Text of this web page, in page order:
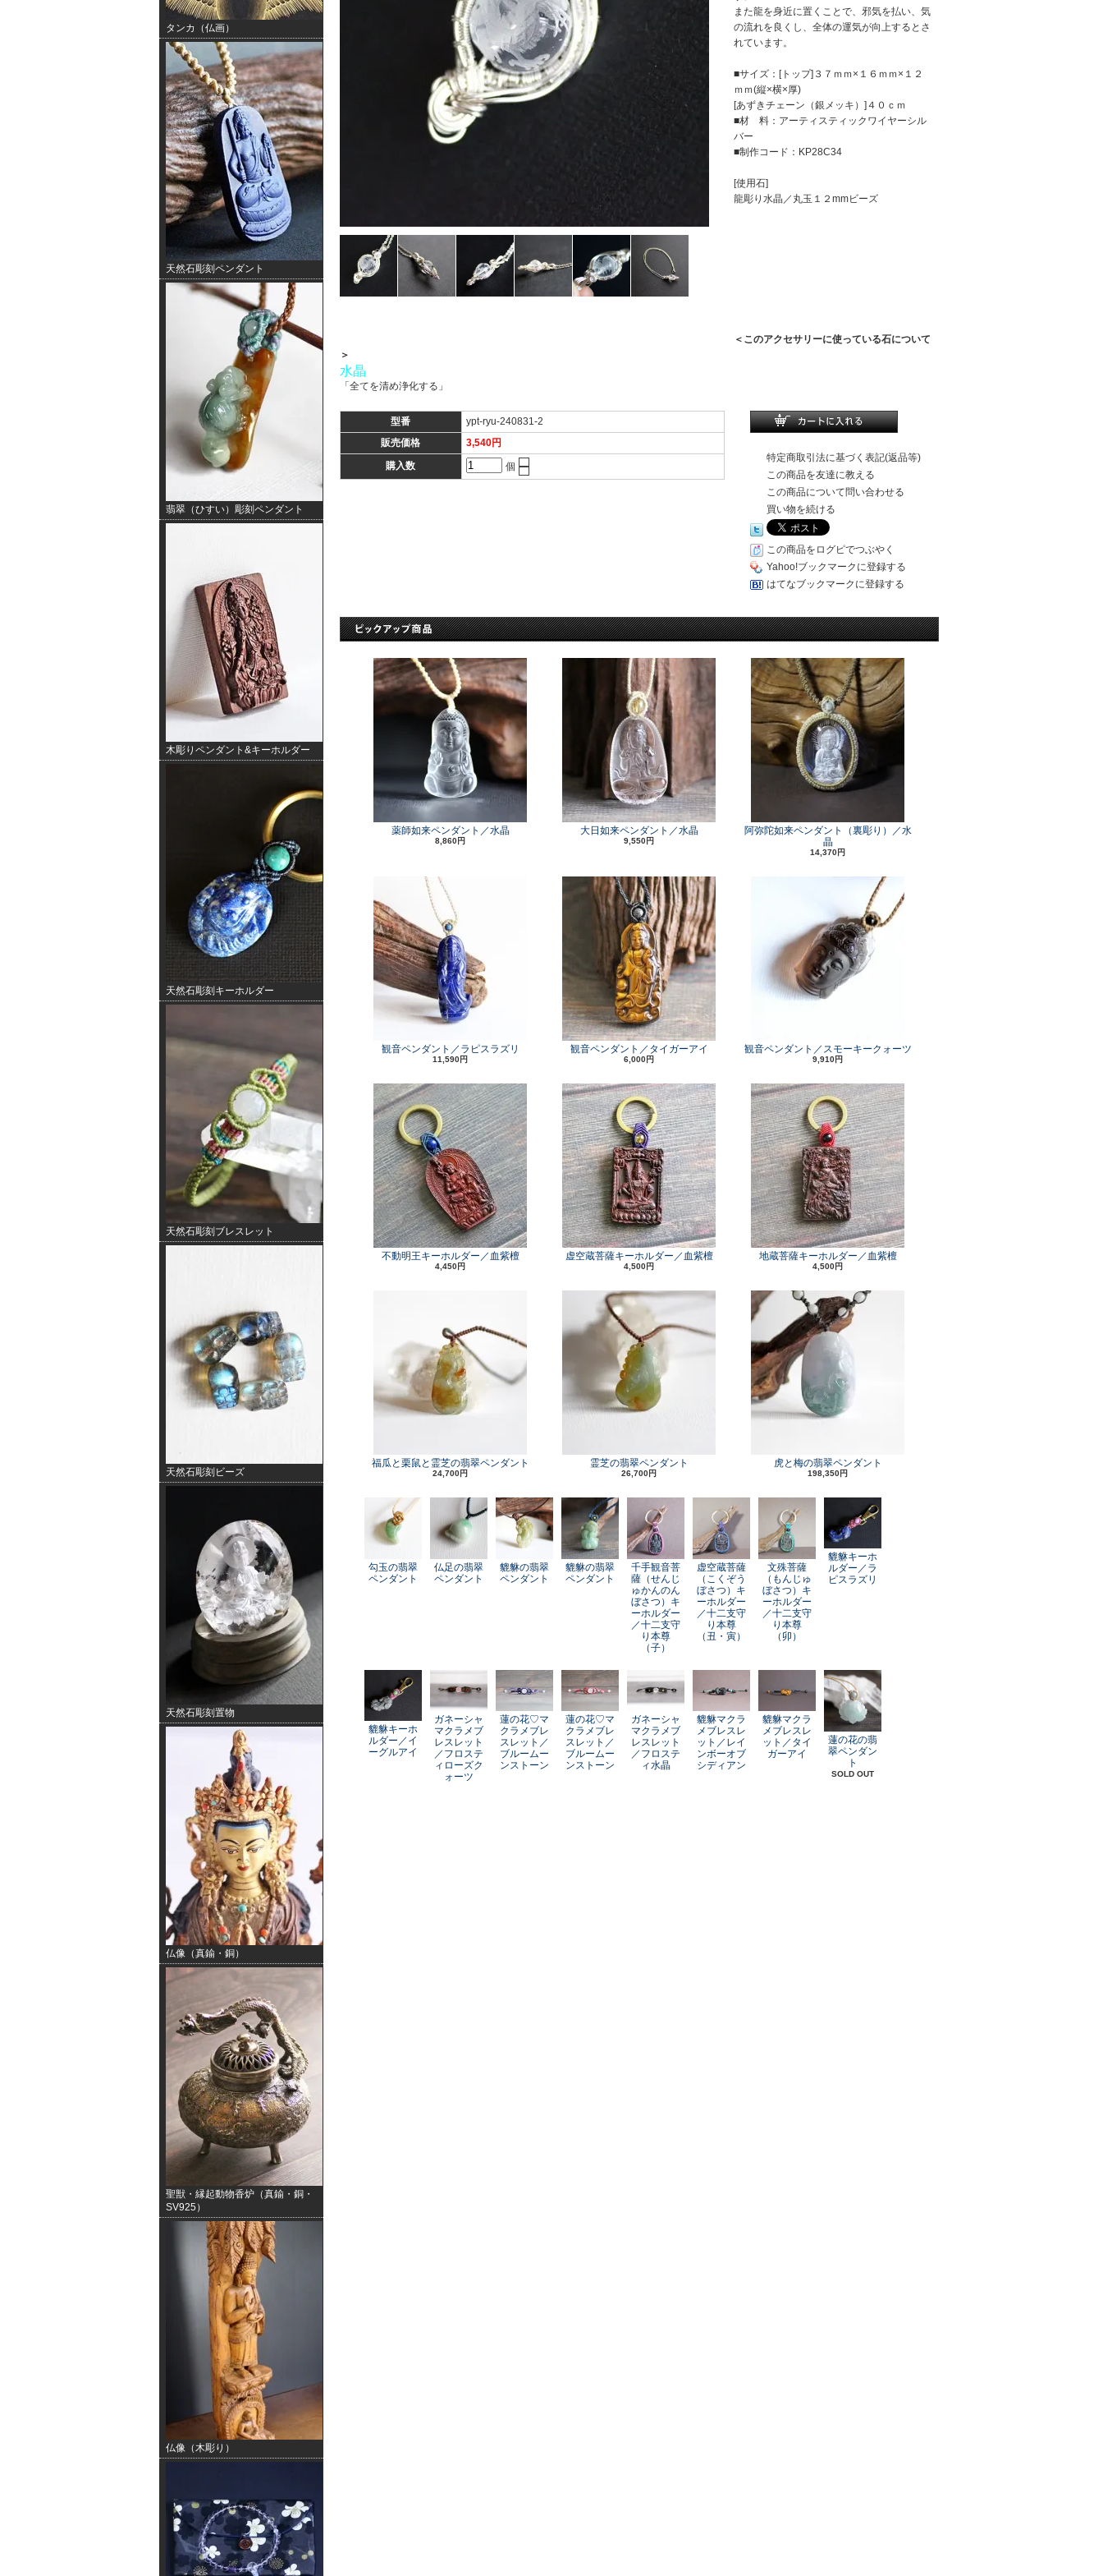
タンカ（仏画）
天然石彫刻ペンダント
翡翠（ひすい）彫刻ペンダント
木彫りペンダント&キーホルダー
天然石彫刻キーホルダー
天然石彫刻ブレスレット
天然石彫刻ビーズ
天然石彫刻置物
仏像（真鍮・銅）
聖獣・縁起動物香炉（真鍮・銅・
SV925）
仏像（木彫り）
また龍を身近に置くことで、邪気を払い、気
の流れを良くし、全体の運気が向上するとさ
れています。
■サイズ：[トップ]３７ｍｍ×１６ｍｍ×１２
ｍｍ(縦×横×厚)
[あずきチェーン（銀メッキ）]４０ｃｍ
■材 料：アーティスティックワイヤーシル
バー
■制作コード：KP28C34
[使用石]
龍彫り水晶／丸玉１２mmビーズ
＜このアクセサリーに使っている石について
＞
水晶
「全てを清め浄化する」
型番
ypt-ryu-240831-2
販売価格
3,540円
購入数
個
特定商取引法に基づく表記(返品等)
この商品を友達に教える
この商品について問い合わせる
買い物を続ける
この商品をログピでつぶやく
Yahoo!ブックマークに登録する
はてなブックマークに登録する
薬師如来ペンダント／水晶
8,860円
大日如来ペンダント／水晶
9,550円
阿弥陀如来ペンダント（裏彫り）／水
晶
14,370円
観音ペンダント／ラピスラズリ
11,590円
観音ペンダント／タイガーアイ
6,000円
観音ペンダント／スモーキークォーツ
9,910円
不動明王キーホルダー／血紫檀
4,450円
虚空蔵菩薩キーホルダー／血紫檀
4,500円
地蔵菩薩キーホルダー／血紫檀
4,500円
福瓜と栗鼠と霊芝の翡翠ペンダント
24,700円
霊芝の翡翠ペンダント
26,700円
虎と梅の翡翠ペンダント
198,350円
勾玉の翡翠
ペンダント
仏足の翡翠
ペンダント
貔貅の翡翠
ペンダント
貔貅の翡翠
ペンダント
千手観音菩
薩（せんじ
ゅかんのん
ぼさつ）キ
ーホルダー
／十二支守
り本尊
（子）
虚空蔵菩薩
（こくぞう
ぼさつ）キ
ーホルダー
／十二支守
り本尊
（丑・寅）
文殊菩薩
（もんじゅ
ぼさつ）キ
ーホルダー
／十二支守
り本尊
（卯）
貔貅キーホ
ルダー／ラ
ピスラズリ
貔貅キーホ
ルダー／イ
ーグルアイ
ガネーシャ
マクラメブ
レスレット
／フロステ
ィローズク
ォーツ
蓮の花♡マ
クラメブレ
スレット／
ブルームー
ンストーン
蓮の花♡マ
クラメブレ
スレット／
ブルームー
ンストーン
ガネーシャ
マクラメブ
レスレット
／フロステ
ィ水晶
貔貅マクラ
メブレスレ
ット／レイ
ンボーオブ
シディアン
貔貅マクラ
メブレスレ
ット／タイ
ガーアイ
蓮の花の翡
翠ペンダン
ト
SOLD OUT